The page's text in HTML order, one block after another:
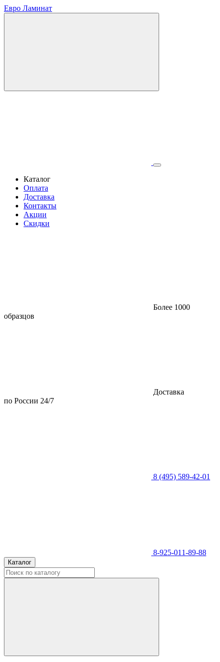
Евро Ламинат
Каталог
Оплата
Доставка
Контакты
Акции
Скидки
Более 1000
образцов
Доставка
по России 24/7
8 (495) 589-42-01
8-925-011-89-88
Каталог